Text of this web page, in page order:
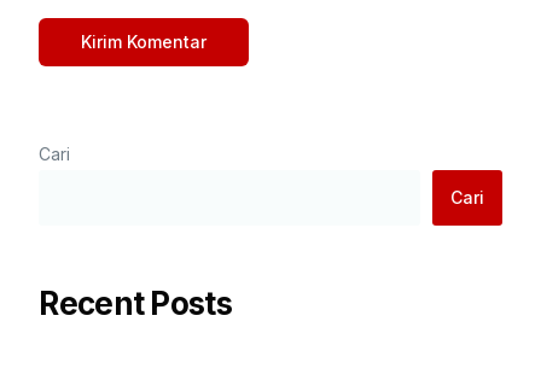
Cari
Cari
Recent Posts